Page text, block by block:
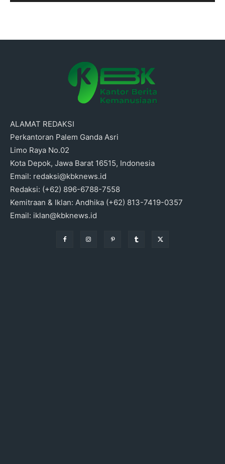
ALAMAT REDAKSI
Perkantoran Palem Ganda Asri
Limo Raya No.02
Kota Depok, Jawa Barat 16515, Indonesia
Email: redaksi@kbknews.id
Redaksi: (+62) 896-6788-7558
Kemitraan & Iklan: Andhika (+62) 813-7419-0357
Email: iklan@kbknews.id